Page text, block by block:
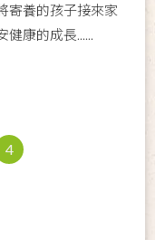
寄養的孩子接來家
康的成長......
4